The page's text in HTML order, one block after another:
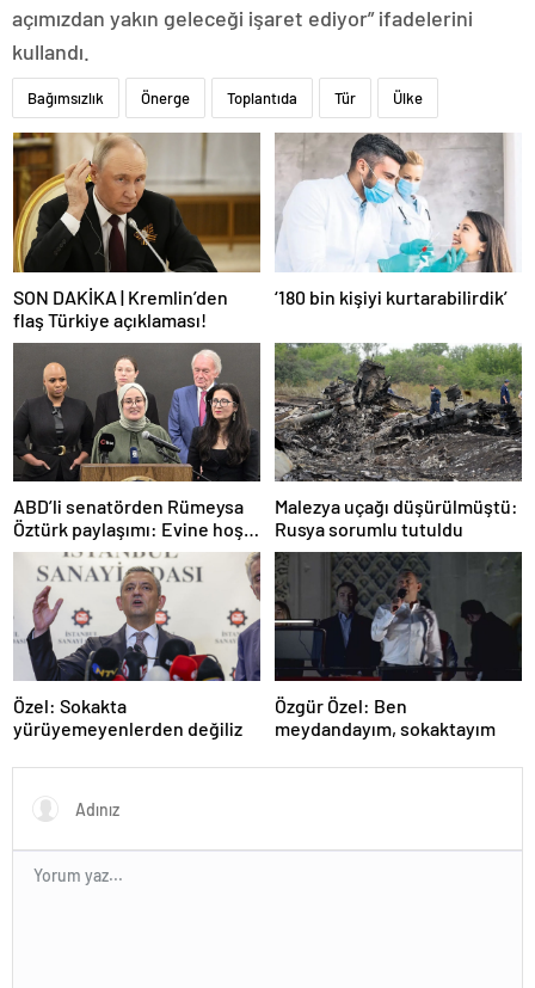
açımızdan yakın geleceği işaret ediyor” ifadelerini
kullandı.
Bağımsızlık Önerge Toplantıda Tür Ülke
SON DAKİKA | Kremlin’den
flaş Türkiye açıklaması!
‘180 bin kişiyi kurtarabilirdik’
ABD’li senatörden Rümeysa
Öztürk paylaşımı: Evine hoş
geldin!
Malezya uçağı düşürülmüştü:
Rusya sorumlu tutuldu
Özel: Sokakta
yürüyemeyenlerden değiliz
Özgür Özel: Ben
meydandayım, sokaktayım